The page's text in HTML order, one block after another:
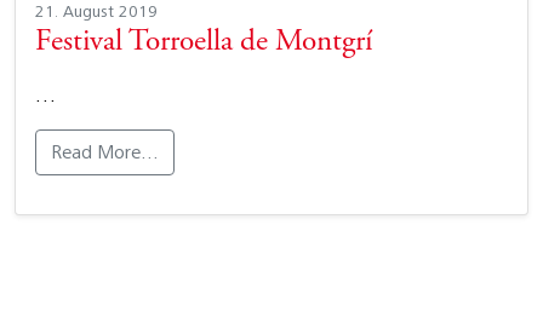
21. August 2019
Festival Torroella de Montgrí
…
Read More…